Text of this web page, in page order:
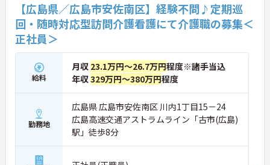
【広島県／広島市安佐南区】経験不問♪定期巡
回・随時対応型訪問介護看護にて介護職の募集＜
正社員＞
給料
月収 23.1万円～26.7万円程度※諸手当込
年収329万円～380万円程度
勤務地
広島県 広島市安佐南区 川内1丁目15－24
広島高速交通アストラムライン「古市(広島)
駅」徒歩8分